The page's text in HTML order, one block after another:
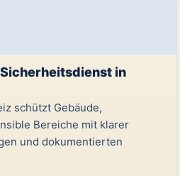
in
schützt Gebäude,
Bereiche mit klarer
und dokumentierten